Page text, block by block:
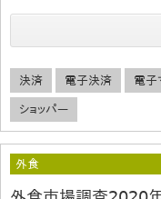
決済 電子決済 電子
ショッパー
外食